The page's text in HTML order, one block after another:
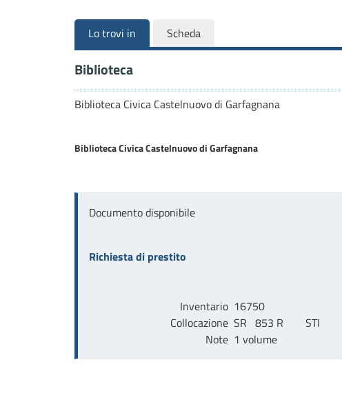
Lo trovi in Scheda
Biblioteca
Biblioteca Civica Castelnuovo di Garfagnana
Biblioteca Civica Castelnuovo di Garfagnana
Documento disponibile
Richiesta di prestito
Inventario 16750
Collocazione SR   853 R        STI
Note 1 volume